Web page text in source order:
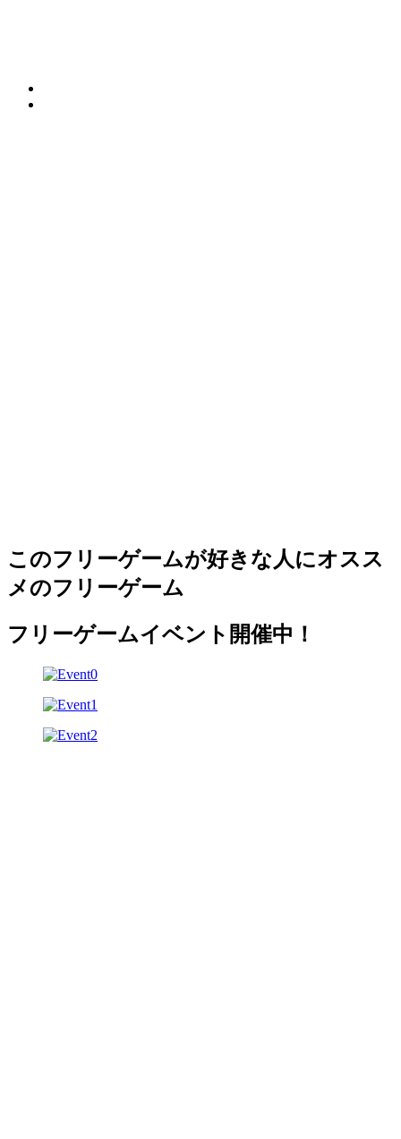
このフリーゲームが好きな人にオスス
メのフリーゲーム
フリーゲームイベント開催中！